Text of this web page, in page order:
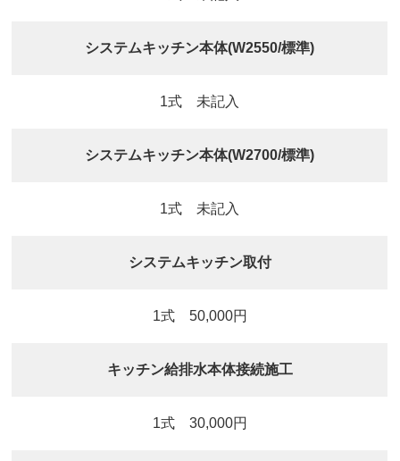
システムキッチン本体(W2550/標準)
1式 未記入
システムキッチン本体(W2700/標準)
1式 未記入
システムキッチン取付
1式 50,000円
キッチン給排水本体接続施工
1式 30,000円